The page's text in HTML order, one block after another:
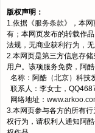
版权声明：
1.依据《服务条款》，本
有；本网页发布的转载作
法规，无商业获利行为，无
2.本网页是第三方信息存
用户。该项服务免费，阿
名称：阿酷（北京）科技
联系人：李女士，
网络地址：
3.本网页参与各方的所有
权行为，请权利人通知阿